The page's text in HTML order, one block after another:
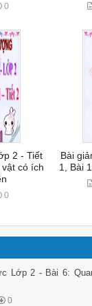
0
2 - Tiết
có ích
0
Bài
1, Bài
Lớp 2 - Bài 6:
0